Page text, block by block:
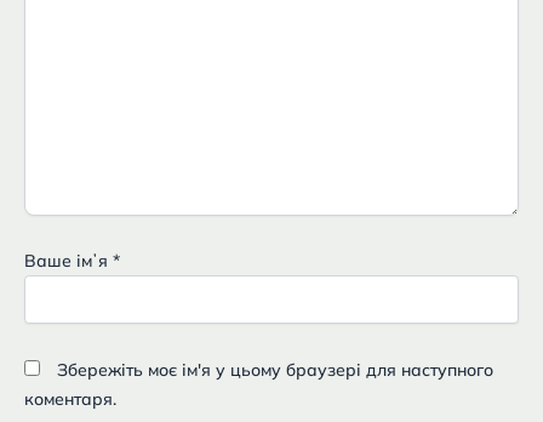
Ваше імʼя *
Збережіть моє ім'я у цьому браузері для наступного
коментаря.